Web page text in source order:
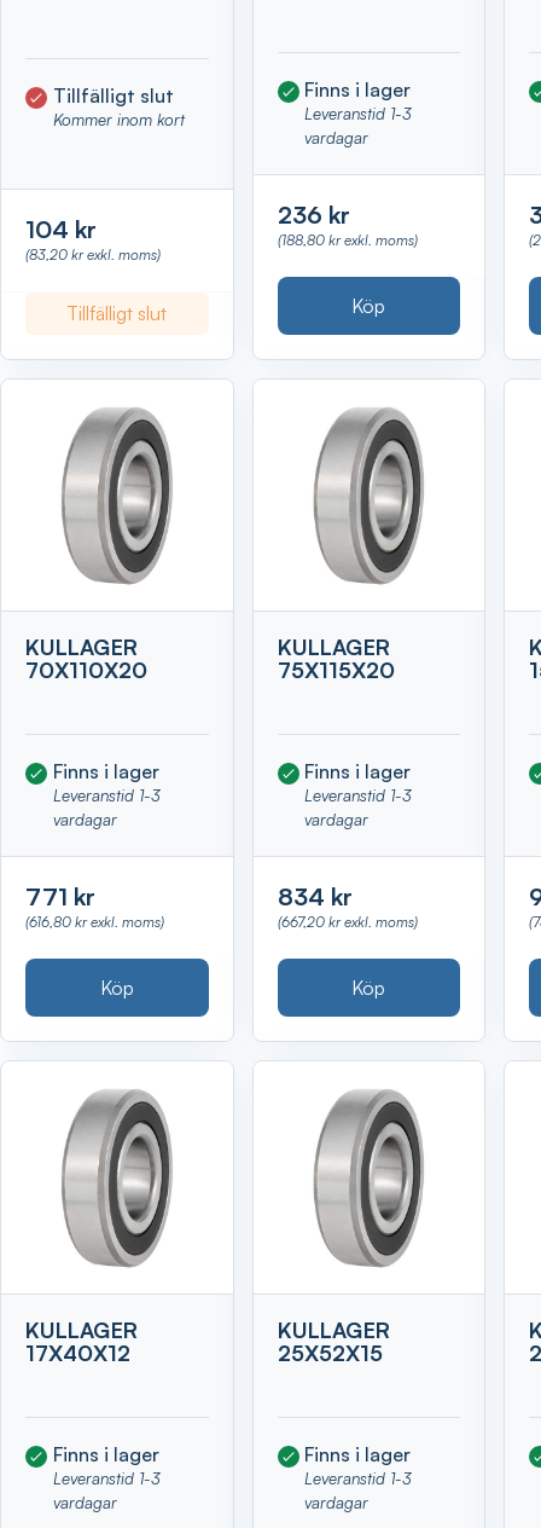
Tillfälligt slut
Kommer inom kort
104 kr
(83,20 kr exkl. moms)
Tillfälligt slut
Finns i lager
Leveranstid 1-3
vardagar
236 kr
(188,80 kr exkl. moms)
Köp
KULLAGER
70X110X20
Finns i lager
Leveranstid 1-3
vardagar
771 kr
(616,80 kr exkl. moms)
Köp
KULLAGER
75X115X20
Finns i lager
Leveranstid 1-3
vardagar
834 kr
(667,20 kr exkl. moms)
Köp
KULLAGER
17X40X12
Finns i lager
Leveranstid 1-3
vardagar
KULLAGER
25X52X15
Finns i lager
Leveranstid 1-3
vardagar